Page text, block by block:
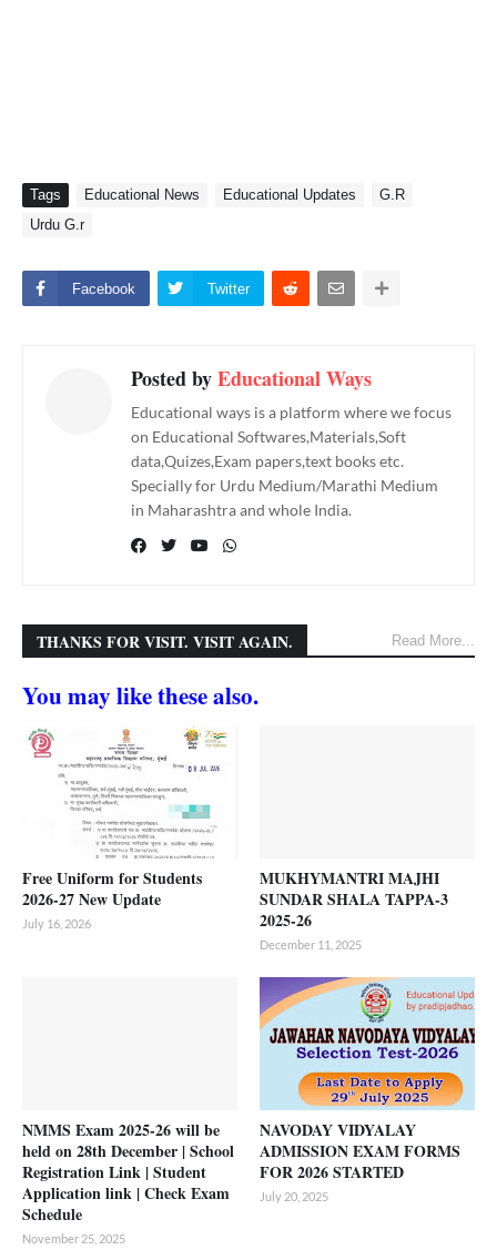
Tags Educational News Educational Updates
G.R
Urdu G.r
Facebook Twitter
Posted byEducational Ways
Educational ways is a platform where we focus
on Educational Softwares,Materials,Soft
data,Quizes,Exam papers,text books etc.
Specially for Urdu Medium/Marathi Medium
in Maharashtra and whole India.
THANKS FOR VISIT. VISIT AGAIN. Read More...
You may like these also.
Free Uniform for Students
2026-27 New Update
July 16, 2026
MUKHYMANTRI MAJHI
SUNDAR SHALA TAPPA-3
2025-26
December 11, 2025
NMMS Exam 2025-26 will be
held on 28th December | School
Registration Link | Student
Application link | Check Exam
Schedule
November 25, 2025
NAVODAY VIDYALAY
ADMISSION EXAM FORMS
FOR 2026 STARTED
July 20, 2025